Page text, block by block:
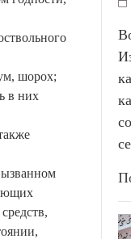
шорох;
в них